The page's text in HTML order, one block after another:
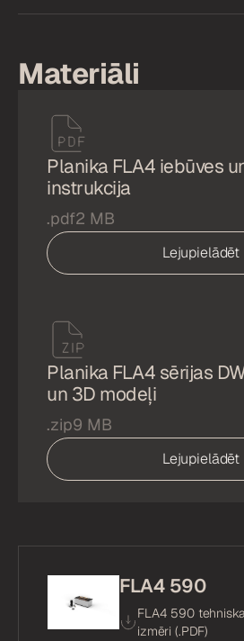
Materiāli
Planika FLA4 iebūves
instrukcija
.pdf2 MB
Lejupielādēt
Planika FLA4 sērijas
un 3D modeļi
.zip9 MB
Lejupielādēt
FLA4 590
FLA4 590
izmēri (.PDF)